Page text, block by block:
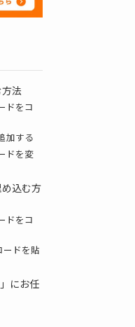
法
ドをコ
加する
ドを変
込む方
ドをコ
ドを貼
にお任